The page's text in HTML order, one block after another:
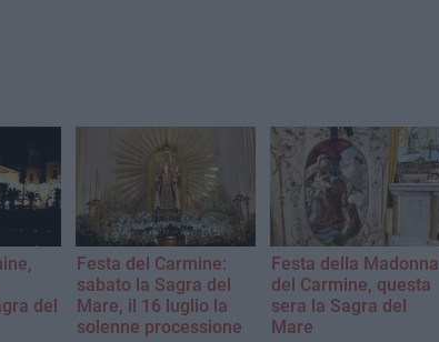
del
Festa del Carmine:
sabato la Sagra del
Mare, il 16 luglio la
solenne processione
Festa della Madonna
del Carmine, questa
sera la Sagra del
Mare